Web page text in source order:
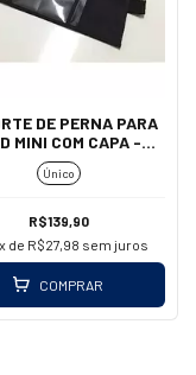
DE PERNA PARA
MINI COM CAPA -
AEROAIR
Único
R$139,90
x de R$27,98 sem juros
COMPRAR